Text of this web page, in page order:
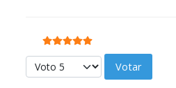
Ratio:5/5
Por favor, vote